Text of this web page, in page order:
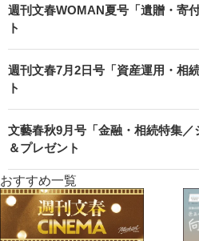
週刊文春WOMAN夏号「遺贈・寄
ト
週刊文春7月2日号「資産運用・相
ト
文藝春秋9月号「金融・相続特集
＆プレゼント
おすすめ一覧